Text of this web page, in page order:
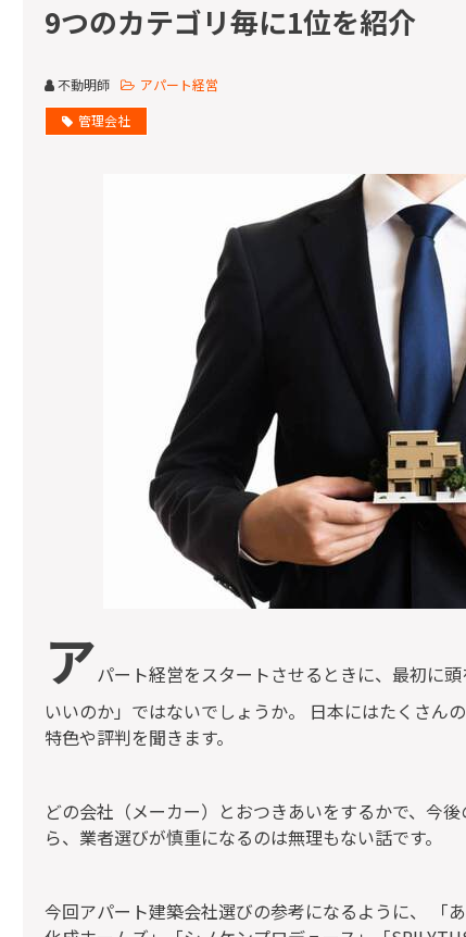
9つのカテゴリ毎に1位を紹介
不動明師
アパート経営
管理会社
アパート経営をスタートさせるときに、最初に
いいのか」ではないでしょうか。 日本にはたくさん
特色や評判を聞きます。
どの会社（メーカー）とおつきあいをするかで、今
ら、業者選びが慎重になるのは無理もない話です。
今回アパート建築会社選びの参考になるように、 「